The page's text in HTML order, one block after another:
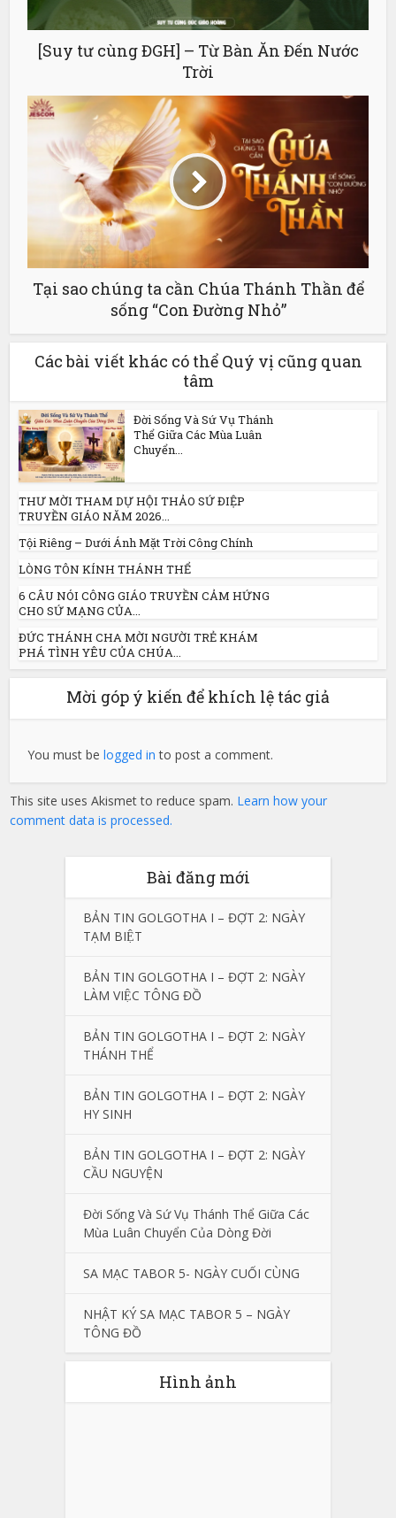
[Suy tư cùng ĐGH] – Từ Bàn Ăn Đến Nước
Trời
Tại sao chúng ta cần Chúa Thánh Thần để
sống “Con Đường Nhỏ”
Các bài viết khác có thể Quý vị cũng quan
tâm
Đời Sống Và Sứ Vụ Thánh
Thể Giữa Các Mùa Luân
Chuyển...
THƯ MỜI THAM DỰ HỘI THẢO SỨ ĐIỆP
TRUYỀN GIÁO NĂM 2026...
Tội Riêng – Dưới Ánh Mặt Trời Công Chính
LÒNG TÔN KÍNH THÁNH THỂ
6 CÂU NÓI CÔNG GIÁO TRUYỀN CẢM HỨNG
CHO SỨ MẠNG CỦA...
ĐỨC THÁNH CHA MỜI NGƯỜI TRẺ KHÁM
PHÁ TÌNH YÊU CỦA CHÚA...
Mời góp ý kiến để khích lệ tác giả
You must belogged in to post a comment.
This site uses Akismet to reduce spam. Learn how your
comment data is processed.
Bài đăng mới
BẢN TIN GOLGOTHA I – ĐỢT 2: NGÀY
TẠM BIỆT
BẢN TIN GOLGOTHA I – ĐỢT 2: NGÀY
LÀM VIỆC TÔNG ĐỒ
BẢN TIN GOLGOTHA I – ĐỢT 2: NGÀY
THÁNH THỂ
BẢN TIN GOLGOTHA I – ĐỢT 2: NGÀY
HY SINH
BẢN TIN GOLGOTHA I – ĐỢT 2: NGÀY
CẦU NGUYỆN
Đời Sống Và Sứ Vụ Thánh Thể Giữa Các
Mùa Luân Chuyển Của Dòng Đời
SA MẠC TABOR 5- NGÀY CUỐI CÙNG
NHẬT KÝ SA MẠC TABOR 5 – NGÀY
TÔNG ĐỒ
Hình ảnh